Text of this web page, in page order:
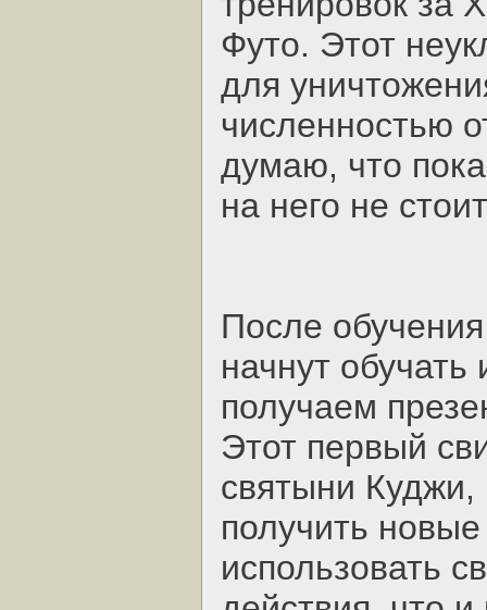
Футо. Этот
для
численностью
думаю, что
на него не
После
начнут обучать
получаем
Этот первый
святыни Куджи,
получить
использовать